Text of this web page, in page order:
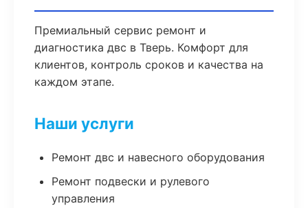
Премиальный сервис ремонт и
диагностика двс в Тверь. Комфорт для
клиентов, контроль сроков и качества на
каждом этапе.
Наши услуги
Ремонт двс и навесного оборудования
Ремонт подвески и рулевого
управления